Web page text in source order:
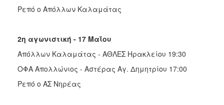
Ρεπό ο Απόλλων Καλαμάτας
2η αγωνιστική - 17 Μαΐου
Απόλλων Καλαμάτας - ΑΘΛΕΣ Ηρακλείου 19:30
ΟΦΑ Απολλώνιος - Αστέρας Αγ. Δημητρίου 17:00
Ρεπό ο ΑΣ Νηρέας